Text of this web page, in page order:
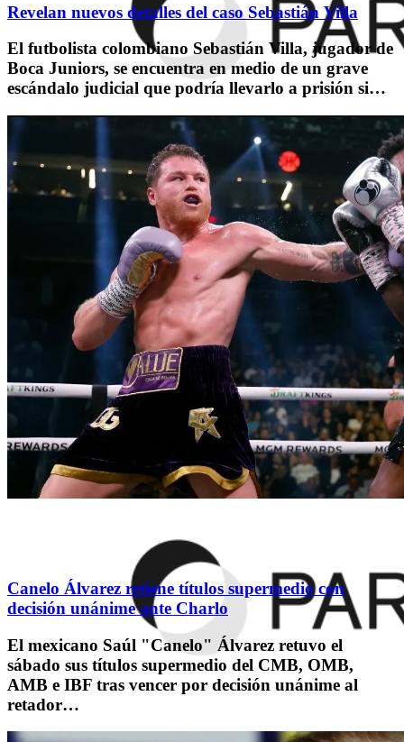
Revelan nuevos detalles del caso Sebastián Villa
El futbolista colombiano Sebastián Villa, jugador de
Boca Juniors, se encuentra en medio de un grave
escándalo judicial que podría llevarlo a prisión si…
Canelo Álvarez retiene títulos supermedio con
decisión unánime ante Charlo
El mexicano Saúl "Canelo" Álvarez retuvo el
sábado sus títulos supermedio del CMB, OMB,
AMB e IBF tras vencer por decisión unánime al
retador…